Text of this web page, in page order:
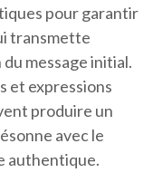
pour garantir
transmette
message initial.
et expressions
produire un
avec le
authentique.